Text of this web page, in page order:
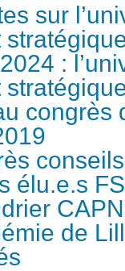
sur
:
congrès
élu.e.s
de